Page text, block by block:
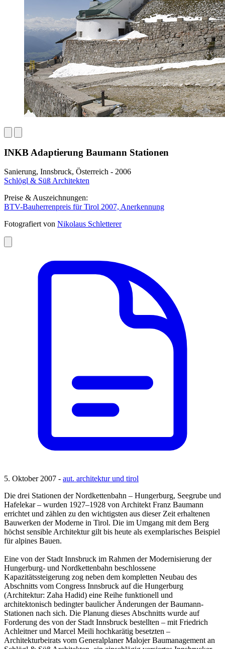
INKB Adaptierung Baumann Stationen
Sanierung, Innsbruck, Österreich - 2006
Schlögl & Süß Architekten
Preise & Auszeichnungen:
BTV-Bauherrenpreis für Tirol 2007, Anerkennung
Fotografiert von Nikolaus Schletterer
5. Oktober 2007 - aut. architektur und tirol
Die drei Stationen der Nordkettenbahn – Hungerburg, Seegrube und
Hafelekar – wurden 1927–1928 von Architekt Franz Baumann
errichtet und zählen zu den wichtigsten aus dieser Zeit erhaltenen
Bauwerken der Moderne in Tirol. Die im Umgang mit dem Berg
höchst sensible Architektur gilt bis heute als exemplarisches Beispiel
für alpines Bauen.
Eine von der Stadt Innsbruck im Rahmen der Modernisierung der
Hungerburg- und Nordkettenbahn beschlossene
Kapazitätssteigerung zog neben dem kompletten Neubau des
Abschnitts vom Congress Innsbruck auf die Hungerburg
(Architektur: Zaha Hadid) eine Reihe funktionell und
architektonisch bedingter baulicher Änderungen der Baumann-
Stationen nach sich. Die Planung dieses Abschnitts wurde auf
Forderung des von der Stadt Innsbruck bestellten – mit Friedrich
Achleitner und Marcel Meili hochkarätig besetzten –
Architekturbeirats vom Generalplaner Malojer Baumanagement an